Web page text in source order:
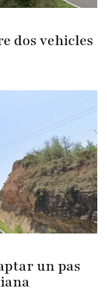
dos vehicles
un pas